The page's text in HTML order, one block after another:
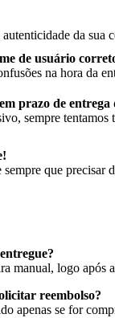
da sua
de usuário
na hora da
prazo de entrega
sempre
que precisar
manual, logo após
reembolso?
apenas se for